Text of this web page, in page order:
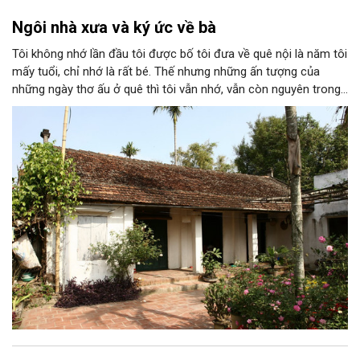
Ngôi nhà xưa và ký ức về bà
Tôi không nhớ lần đầu tôi được bố tôi đưa về quê nội là năm tôi
mấy tuổi, chỉ nhớ là rất bé. Thế nhưng những ấn tượng của
những ngày thơ ấu ở quê thì tôi vẫn nhớ, vẫn còn nguyên trong
ký ức. Tôi nhớ cái cổng nhỏ với hàng rào dâm bụt, nhớ ngôi nhà
mái ngói, khoảng sân rộng với hai cây cau cao vút, căn bếp luôn
thơm nồng khói lửa…; nhớ ông tôi rất nghiêm, bà tôi rất hiền và
cô tôi (tất nhiên khi đó chưa lấy chồng) thì rất tuyệt vời!